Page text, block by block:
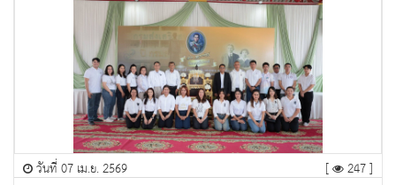
วันที่ 07 เม.ย. 2569 [ 247 ]